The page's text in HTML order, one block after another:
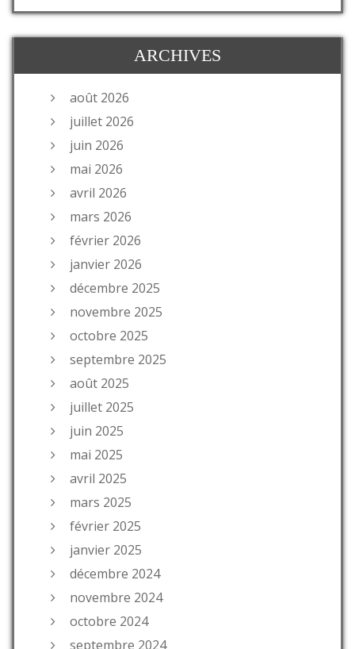
ARCHIVES
août 2026
juillet 2026
juin 2026
mai 2026
avril 2026
mars 2026
février 2026
janvier 2026
décembre 2025
novembre 2025
octobre 2025
septembre 2025
août 2025
juillet 2025
juin 2025
mai 2025
avril 2025
mars 2025
février 2025
janvier 2025
décembre 2024
novembre 2024
octobre 2024
septembre 2024